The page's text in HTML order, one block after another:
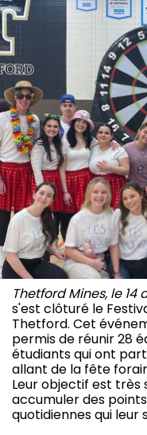
Thetford Mines, le 14
s'est clôturé le
Thetford. Cet
permis de réunir 28
étudiants qui ont
allant de la fête
Leur objectif est très
accumuler des
quotidiennes qui leur